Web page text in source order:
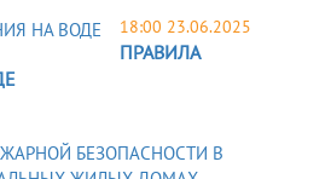
18:00 23.06.2025
ПРАВИЛА